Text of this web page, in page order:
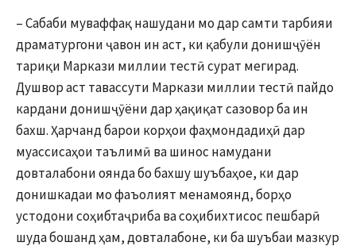
– Сабаби муваффақ нашудани мо дар самти тарбияи
драматургони ҷавон ин аст, ки қабули донишҷӯён
тариқи Маркази миллии тестӣ сурат мегирад.
Душвор аст тавассути Маркази миллии тестӣ пайдо
кардани донишҷӯёни дар ҳақиқат сазовор ба ин
бахш. Ҳарчанд барои корҳои фаҳмондадиҳӣ дар
муассисаҳои таълимӣ ва шинос намудани
довталабони оянда бо бахшу шуъбаҳое, ки дар
донишкадаи мо фаъолият менамоянд, борҳо
устодони соҳибтаҷриба ва соҳибихтисос пешбарӣ
шуда бошанд ҳам, довталабоне, ки ба шуъбаи мазкур